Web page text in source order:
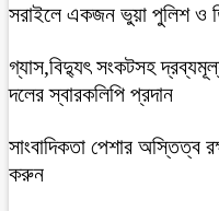
সরাইলে একজন ভুয়া পুলিশ ও
গ্যাস,বিদ্যুৎ সংকটসহ
দলের স্বারকলিপি প্রদান
সাংবাদিকতা পেশার অস্তিত্ব
করুন